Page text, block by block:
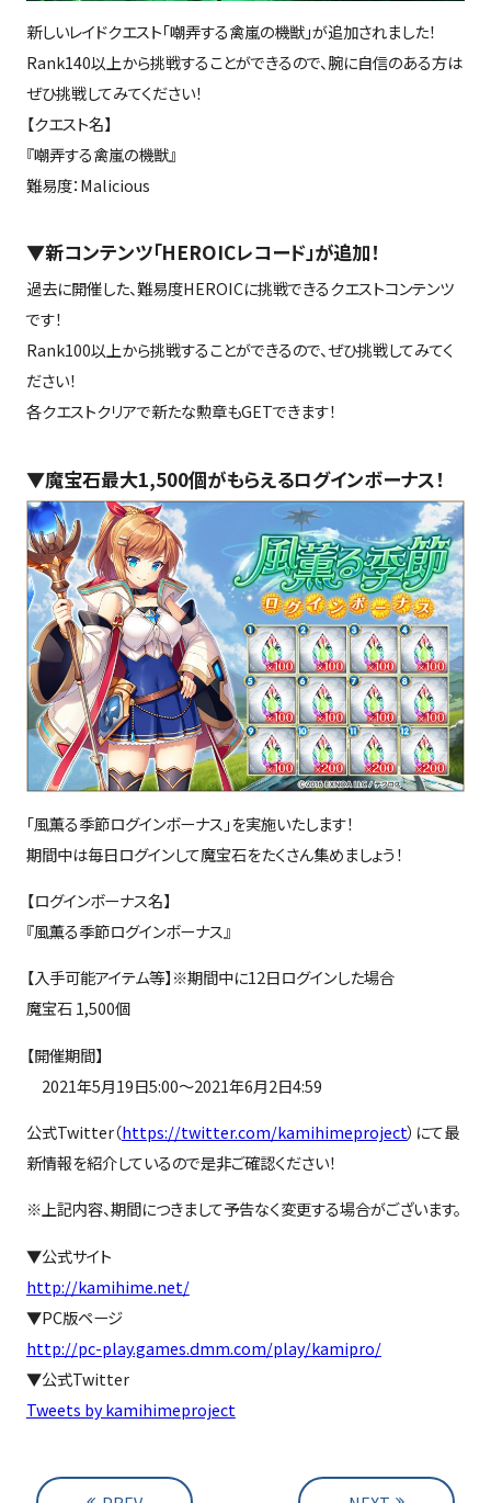
新しいレイドクエスト「嘲弄する禽嵐の機獣」が追加されました！
Rank140以上から挑戦することができるので、腕に自信のある方は
ぜひ挑戦してみてください！
【クエスト名】
『嘲弄する禽嵐の機獣』
難易度：Malicious
▼新コンテンツ「HEROICレコード」が追加！
過去に開催した、難易度HEROICに挑戦できるクエストコンテンツ
です！
Rank100以上から挑戦することができるので、ぜひ挑戦してみてく
ださい！
各クエストクリアで新たな勲章もGETできます！
▼魔宝石最大1,500個がもらえるログインボーナス！
「風薫る季節ログインボーナス」を実施いたします！
期間中は毎日ログインして魔宝石をたくさん集めましょう！
【ログインボーナス名】
『風薫る季節ログインボーナス』
【入手可能アイテム等】※期間中に12日ログインした場合
魔宝石 1,500個
【開催期間】
2021年5月19日5:00～2021年6月2日4:59
公式Twitter（https://twitter.com/kamihimeproject）にて最
新情報を紹介しているので是非ご確認ください！
※上記内容、期間につきまして予告なく変更する場合がございます。
▼公式サイト
http://kamihime.net/
▼PC版ページ
http://pc-play.games.dmm.com/play/kamipro/
▼公式Twitter
Tweets by kamihimeproject